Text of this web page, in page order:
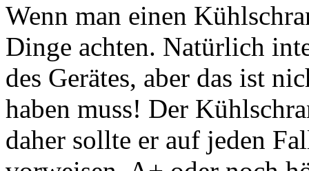
Wenn man einen
Dinge achten. Natürlich
des Gerätes, aber das ist
haben muss! Der
daher sollte er auf jeden